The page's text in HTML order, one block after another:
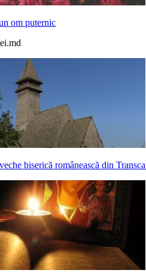
om puternic
biserică românească din